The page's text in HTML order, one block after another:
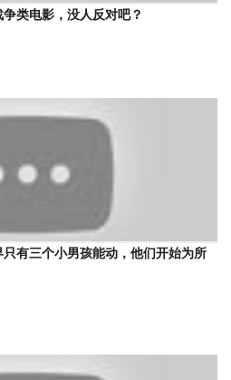
类电影，没人反对吧？
只有三个小男孩能动，他们开始为所